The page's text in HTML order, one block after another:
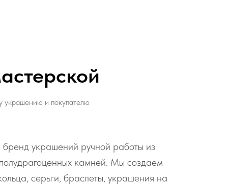
украшению и покупателю
украшений ручной работы из
камней. Мы создаем
серьги, браслеты, украшения на